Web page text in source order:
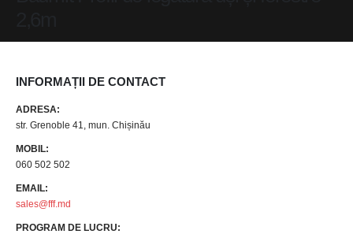
INFORMAȚII DE CONTACT
ADRESA:
str. Grenoble 41, mun. Chișinău
MOBIL:
060 502 502
EMAIL:
sales@fff.md
PROGRAM DE LUCRU: